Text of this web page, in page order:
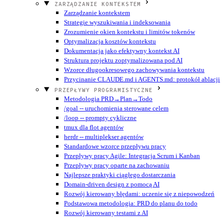
ZARZĄDZANIE KONTEKSTEM
Zarządzanie kontekstem
Strategie wyszukiwania i indeksowania
Zrozumienie okien kontekstu i limitów tokenów
Optymalizacja kosztów kontekstu
Dokumentacja jako efektywny kontekst AI
Struktura projektu zoptymalizowana pod AI
Wzorce długookresowego zachowywania kontekstu
Przycinanie CLAUDE.md i AGENTS.md: protokół ablacji
PRZEPŁYWY PROGRAMISTYCZNE
Metodologia PRD→Plan→Todo
/goal -- uruchomienia sterowane celem
/loop -- prompty cykliczne
tmux dla flot agentów
herdr -- multiplekser agentów
Standardowe wzorce przepływu pracy
Przepływy pracy Agile: Integracja Scrum i Kanban
Przepływy pracy oparte na zachowaniu
Najlepsze praktyki ciągłego dostarczania
Domain-driven design z pomocą AI
Rozwój kierowany błędami: uczenie się z niepowodzeń
Podstawowa metodologia: PRD do planu do todo
Rozwój kierowany testami z AI